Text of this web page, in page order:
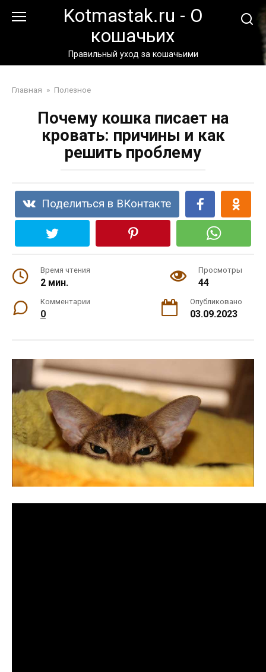
Kotmastak.ru - О
кошачьих
Правильный уход за кошачьими
Главная » Полезное
Почему кошка писает на
кровать: причины и как
решить проблему
Поделиться в ВКонтакте
Время чтения
2 мин.
Просмотры
44
Комментарии
0
Опубликовано
03.09.2023